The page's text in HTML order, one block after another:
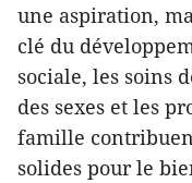
une aspiration,
clé du
sociale, les soins
des sexes et les
famille
solides pour le